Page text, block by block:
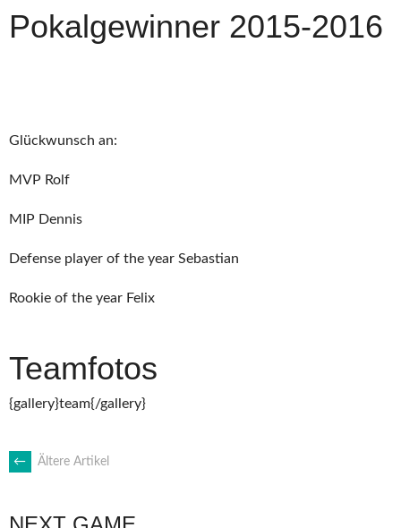
Pokalgewinner 2015-2016
Glückwunsch an:
MVP Rolf
MIP Dennis
Defense player of the year Sebastian
Rookie of the year Felix
Teamfotos
{gallery}team{/gallery}
BEITRAGSNAVIGATION
← Ältere Artikel